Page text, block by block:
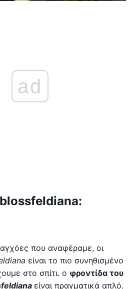
ad
που αναφέραμε, οι
είναι το πιο συνηθισμένο
στο σπίτι. ο φροντίδα του
είναι πραγματικά απλό.